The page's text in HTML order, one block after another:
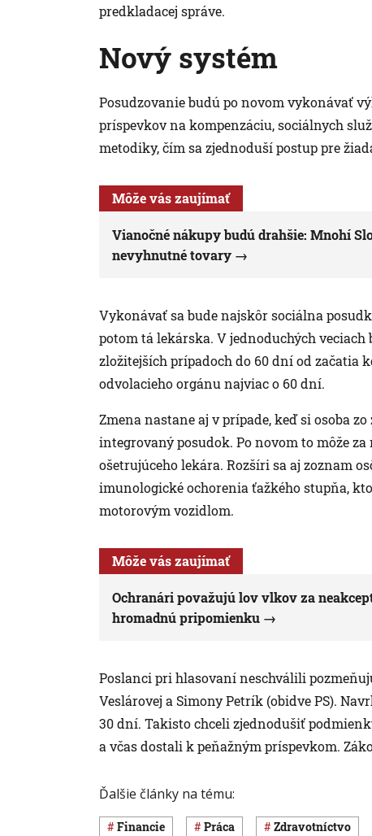
predkladacej správe.
Nový systém
Posudzovanie budú po novom vykonávať
príspevkov na kompenzáciu, sociálnych
metodiky, čím sa zjednoduší postup pre
Môže vás zaujímať
Vianočné nákupy budú drahšie: Mnohí
nevyhnutné tovary
Vykonávať sa bude najskôr sociálna
potom tá lekárska. V jednoduchých
zložitejších prípadoch do 60 dní od začatia
odvolacieho orgánu najviac o 60 dní.
Zmena nastane aj v prípade, keď si osoba
integrovaný posudok. Po novom to môže
ošetrujúceho lekára. Rozšíri sa aj zoznam
imunologické ochorenia ťažkého stupňa,
motorovým vozidlom.
Môže vás zaujímať
Ochranári považujú lov vlkov za
hromadnú pripomienku
Poslanci pri hlasovaní neschválili
Veslárovej a Simony Petrík (obidve PS).
30 dní. Takisto chceli zjednodušiť
a včas dostali k peňažným príspevkom.
Ďalšie články na tému:
Financie Práca Zdravotníctvo